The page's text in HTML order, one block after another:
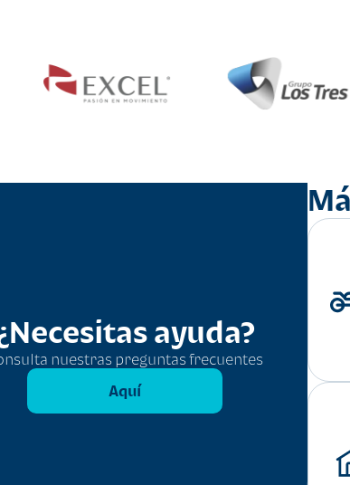
ayuda?
nuestras preguntas frecuentes
Aquí